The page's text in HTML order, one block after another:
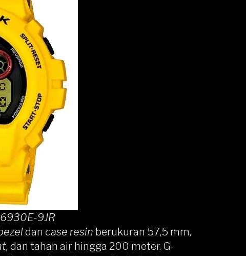
9JR
dan case resin berukuran 57,5 mm,
dan tahan air hingga 200 meter. G-